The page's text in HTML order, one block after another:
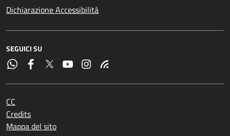
Dichiarazione Accessibilità
SEGUICI SU
CC
Credits
Mappa del sito